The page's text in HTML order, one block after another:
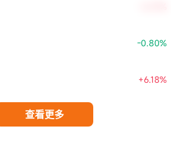
-0.80%
+6.18%
查看更多